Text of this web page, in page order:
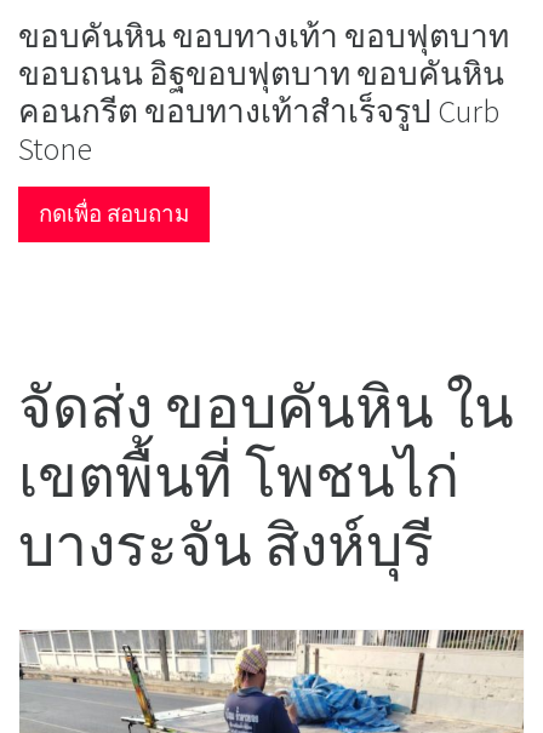
ขอบคันหิน ขอบทางเท้า ขอบฟุตบาท
ขอบถนน อิฐขอบฟุตบาท ขอบคันหิน
คอนกรีต ขอบทางเท้าสำเร็จรูป Curb
Stone
กดเพื่อ สอบถาม
จัดส่ง ขอบคันหิน ใน
เขตพื้นที่ โพชนไก่
บางระจัน สิงห์บุรี